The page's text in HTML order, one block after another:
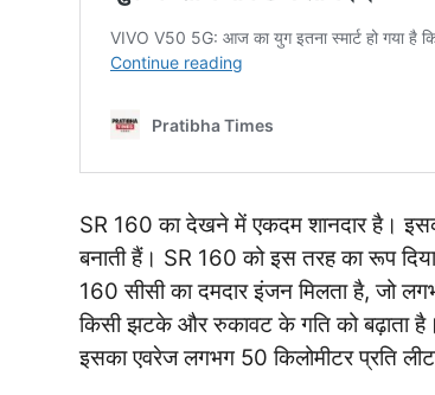
SR 160 का देखने में एकदम शानदार है।
बनाती हैं। SR 160 को इस तरह का रूप
160 सीसी का दमदार इंजन मिलता है, जो
किसी झटके और रुकावट के गति को बढ़ाता
इसका एवरेज लगभग 50 किलोमीटर प्रति